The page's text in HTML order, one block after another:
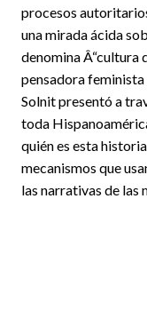
procesos
una mirada ácida
denomina Â“cultura
pensadora
Solnit presentó a
toda
quién es esta
mecanismos que
las narrativas de las